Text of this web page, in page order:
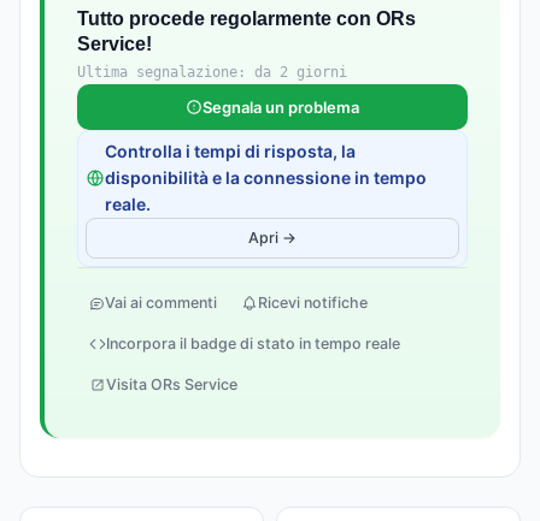
Tutto procede regolarmente con ORs
Service!
Ultima segnalazione: da 2 giorni
Segnala un problema
Controlla i tempi di risposta, la
disponibilità e la connessione in tempo
reale.
Apri →
Vai ai commenti Ricevi notifiche
Incorpora il badge di stato in tempo reale
Visita ORs Service